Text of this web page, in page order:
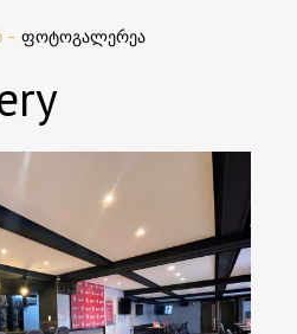
– ფოტოგალერეა